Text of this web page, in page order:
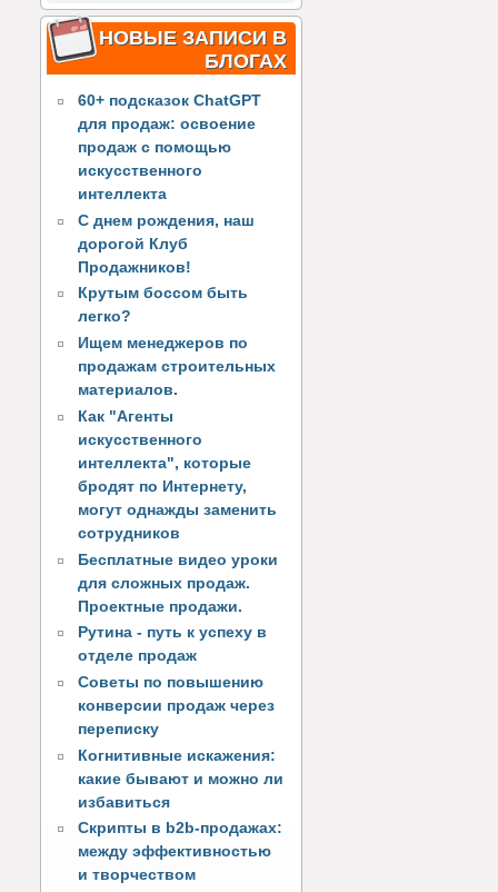
НОВЫЕ ЗАПИСИ В
БЛОГАХ
60+ подсказок ChatGPT
для продаж: освоение
продаж с помощью
искусственного
интеллекта
С днем рождения, наш
дорогой Клуб
Продажников!
Крутым боссом быть
легко?
Ищем менеджеров по
продажам строительных
материалов.
Как "Агенты
искусственного
интеллекта", которые
бродят по Интернету,
могут однажды заменить
сотрудников
Бесплатные видео уроки
для сложных продаж.
Проектные продажи.
Рутина - путь к успеху в
отделе продаж
Советы по повышению
конверсии продаж через
переписку
Когнитивные искажения:
какие бывают и можно ли
избавиться
Скрипты в b2b-продажах:
между эффективностью
и творчеством